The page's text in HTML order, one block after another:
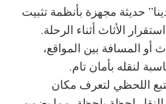
حديثة مجهزة بأنظمة تثبيت
الأثاث أثناء الرحلة.
أو المسافة بين المواقع،
لنقله بأمان تام.
اللحظي لتعرف مكان